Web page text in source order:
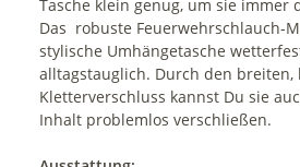
Tasche klein genug, um sie immer
Das robuste Feuerwehrschlauch-
stylische Umhängetasche
alltagstauglich. Durch den breiten,
Kletterverschluss kannst Du sie
Inhalt problemlos verschließen.